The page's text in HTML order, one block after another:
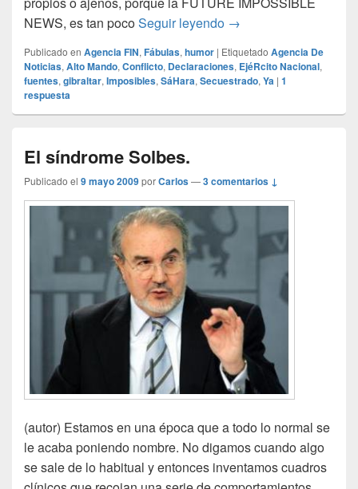
NEWS, es tan pocoSeguir leyendo Agencia FIN
→
Publicado en Agencia FIN, Fábulas, humor | Etiquetado Agencia De
Noticias, Alto Mando, Conflicto, Declaraciones, EjéRcito Nacional,
fuentes, gibraltar, Imposibles, SáHara, Secuestrado, Ya | 1
respuesta
El síndrome Solbes.
Publicado el 9 mayo 2009porCarlos—3 comentarios ↓
(autor) Estamos en una época que a todo lo normal se
le acaba poniendo nombre. No digamos cuando algo
se sale de lo habitual y entonces inventamos cuadros